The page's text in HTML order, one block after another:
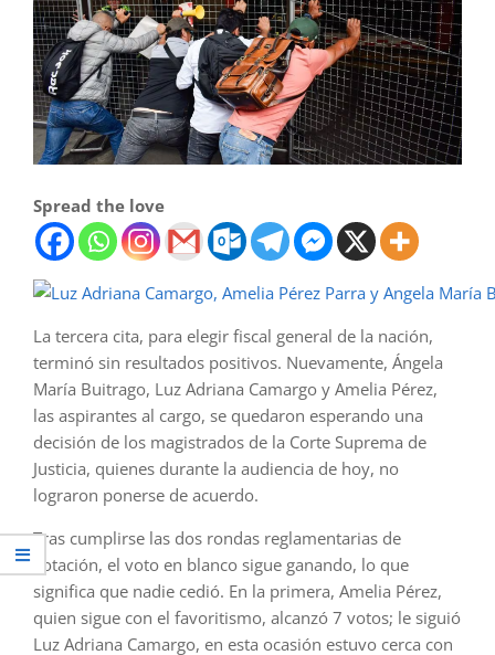
Spread the love
La tercera cita, para elegir fiscal general de la nación,
terminó sin resultados positivos. Nuevamente, Ángela
María Buitrago, Luz Adriana Camargo y Amelia Pérez,
las aspirantes al cargo, se quedaron esperando una
decisión de los magistrados de la Corte Suprema de
Justicia, quienes durante la audiencia de hoy, no
lograron ponerse de acuerdo.
Tras cumplirse las dos rondas reglamentarias de
votación, el voto en blanco sigue ganando, lo que
significa que nadie cedió. En la primera, Amelia Pérez,
quien sigue con el favoritismo, alcanzó 7 votos; le siguió
Luz Adriana Camargo, en esta ocasión estuvo cerca con